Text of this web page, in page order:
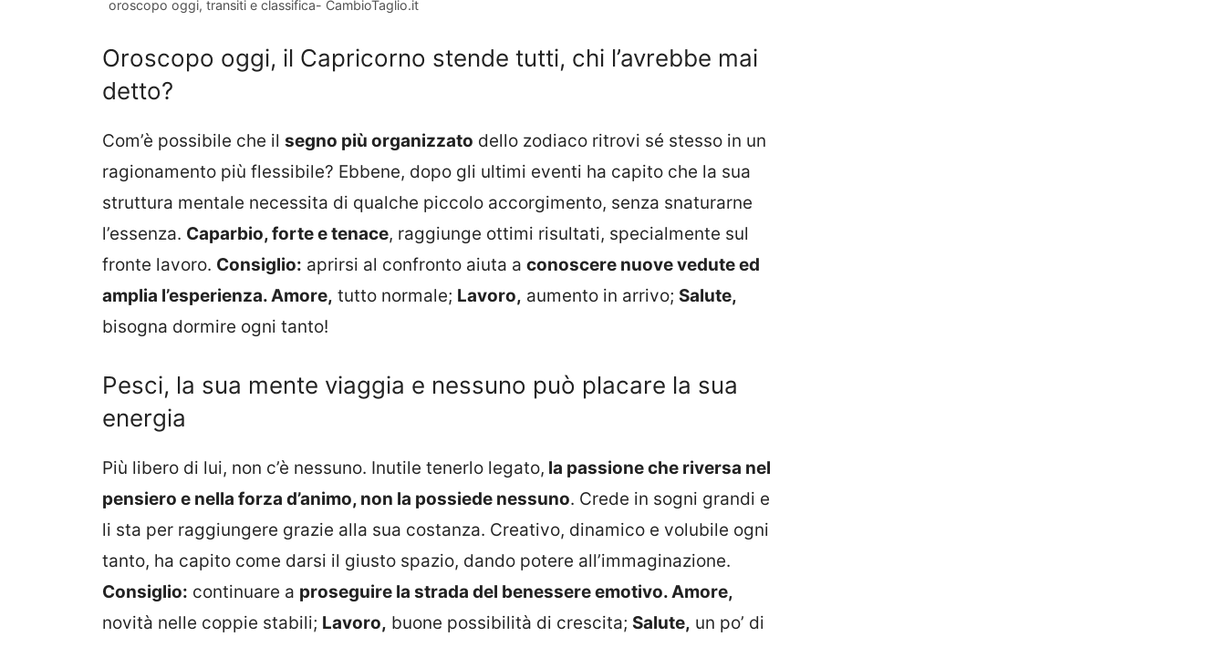
oroscopo oggi, transiti e classifica- CambioTaglio.it
Oroscopo oggi, il Capricorno stende tutti, chi l’avrebbe mai
detto?
Com’è possibile che il segno più organizzato dello zodiaco ritrovi sé stesso in un
ragionamento più flessibile? Ebbene, dopo gli ultimi eventi ha capito che la sua
struttura mentale necessita di qualche piccolo accorgimento, senza snaturarne
l’essenza. Caparbio, forte e tenace, raggiunge ottimi risultati, specialmente sul
fronte lavoro. Consiglio: aprirsi al confronto aiuta a conoscere nuove vedute ed
amplia l’esperienza. Amore, tutto normale; Lavoro, aumento in arrivo; Salute,
bisogna dormire ogni tanto!
Pesci, la sua mente viaggia e nessuno può placare la sua
energia
Più libero di lui, non c’è nessuno. Inutile tenerlo legato, la passione che riversa nel
pensiero e nella forza d’animo, non la possiede nessuno. Crede in sogni grandi e
li sta per raggiungere grazie alla sua costanza. Creativo, dinamico e volubile ogni
tanto, ha capito come darsi il giusto spazio, dando potere all’immaginazione.
Consiglio: continuare a proseguire la strada del benessere emotivo. Amore,
novità nelle coppie stabili; Lavoro, buone possibilità di crescita; Salute, un po’ di